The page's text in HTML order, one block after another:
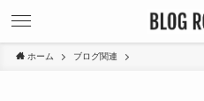
ホーム ブログ関連